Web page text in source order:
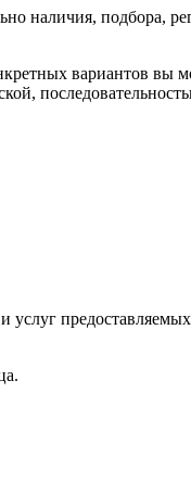
наличия, подбора,
вариантов вы